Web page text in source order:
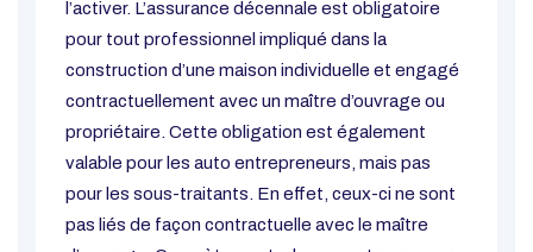
l’activer. L’assurance décennale est obligatoire
pour tout professionnel impliqué dans la
construction d’une maison individuelle et engagé
contractuellement avec un maître d’ouvrage ou
propriétaire. Cette obligation est également
valable pour les auto entrepreneurs, mais pas
pour les sous-traitants. En effet, ceux-ci ne sont
pas liés de façon contractuelle avec le maître